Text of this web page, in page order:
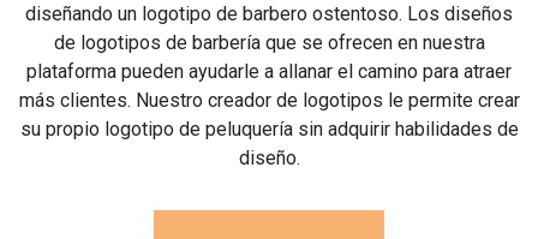
diseñando un logotipo de barbero ostentoso. Los diseños
de logotipos de barbería que se ofrecen en nuestra
plataforma pueden ayudarle a allanar el camino para atraer
más clientes. Nuestro creador de logotipos le permite crear
su propio logotipo de peluquería sin adquirir habilidades de
diseño.